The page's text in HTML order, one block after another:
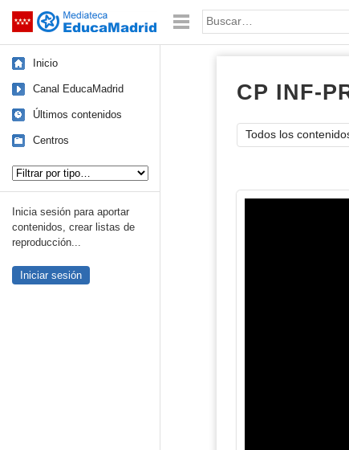
Saltar navegación Palabra o frase:
Inicio
Canal EducaMadrid
Últimos contenidos
Centros
Inicia sesión para aportar
contenidos, crear listas de
reproducción...
Iniciar sesión
CP INF-
Todos los